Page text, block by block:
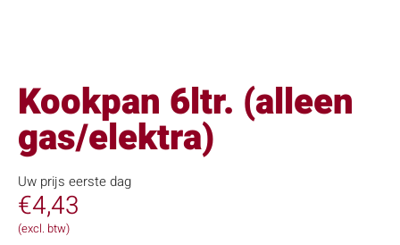
Kookpan 6ltr. (alleen
gas/elektra)
Uw prijs eerste dag
€4,43
(excl. btw)